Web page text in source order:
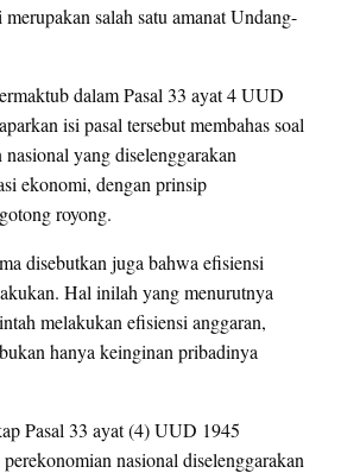
salah satu amanat Undang-
dalam Pasal 33 ayat 4 UUD
isi pasal tersebut membahas soal
yang diselenggarakan
ekonomi, dengan prinsip
royong.
disebutkan juga bahwa efisiensi
Hal inilah yang menurutnya
melakukan efisiensi anggaran,
hanya keinginan pribadinya
Pasal 33 ayat (4) UUD 1945
nasional diselenggarakan